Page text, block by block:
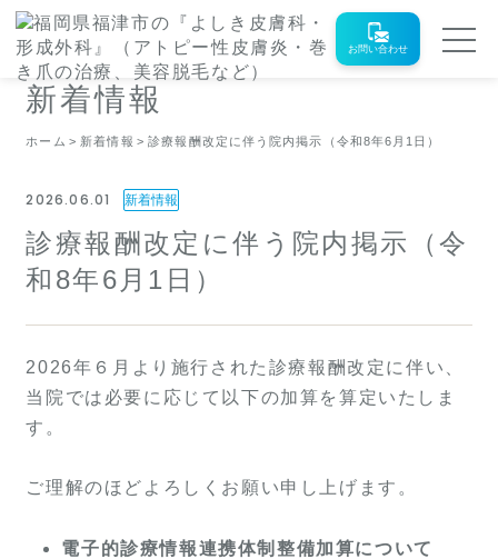
お問い合わせ
新着情報
ホーム 新着情報 診療報酬改定に伴う院内掲示（令和8年6月1日）
2026.06.01 新着情報
診療報酬改定に伴う院内掲示（令
和8年6月1日）
2026年６月より施行された診療報酬改定に伴い、
当院では必要に応じて以下の加算を算定いたしま
す。
ご理解のほどよろしくお願い申し上げます。
電子的診療情報連携体制整備加算について